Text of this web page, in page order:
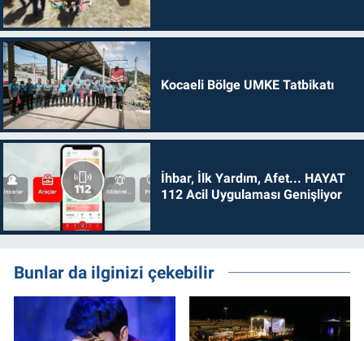
Kocaeli Bölge UMKE Tatbikatı
İhbar, İlk Yardım, Afet... HAYAT
112 Acil Uygulaması Genişliyor
Bunlar da ilginizi çekebilir